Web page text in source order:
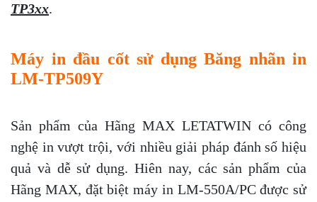
TP3xx.
Máy in đầu cốt sử dụng Băng nhãn in
LM-TP509Y
Sản phẩm của Hãng MAX LETATWIN có công
nghệ in vượt trội, với nhiều giải pháp đánh số hiệu
quả và dễ sử dụng. Hiên nay, các sản phẩm của
Hãng MAX, đặt biệt máy in LM-550A/PC được sử